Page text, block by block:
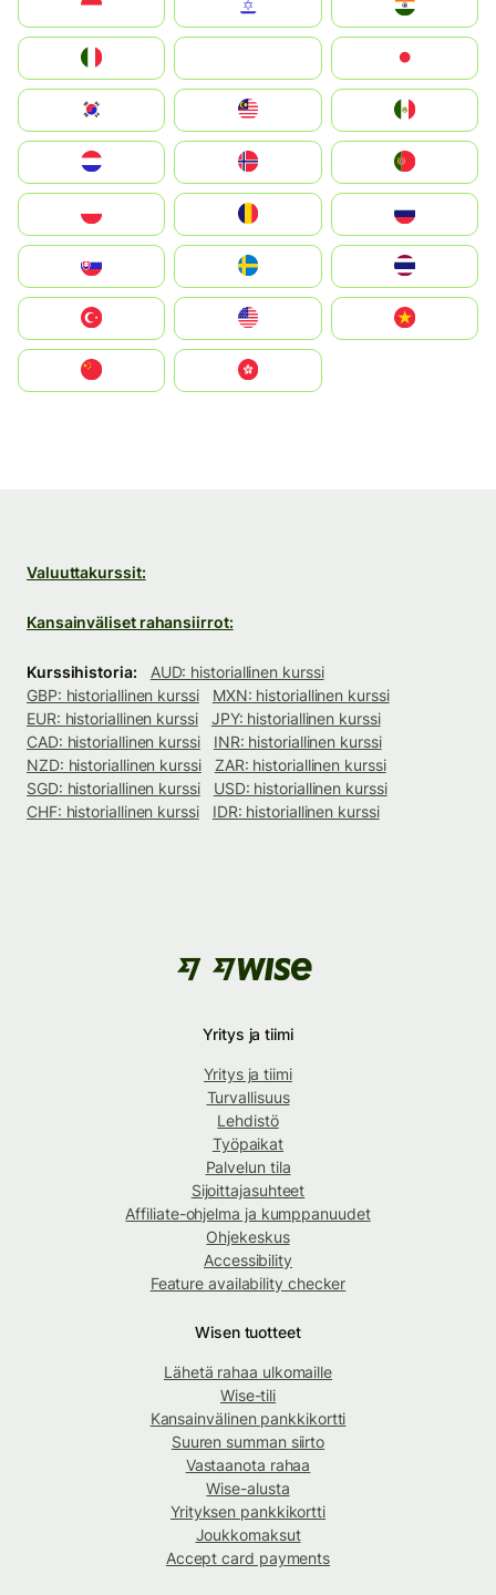
South Korea
United States
中國香港特別行政區
Valuuttakurssit:
Kansainväliset rahansiirrot:
Kurssihistoria:
AUD: historiallinen kurssi
GBP: historiallinen kurssi
MXN: historiallinen kurssi
EUR: historiallinen kurssi
JPY: historiallinen kurssi
CAD: historiallinen kurssi
INR: historiallinen kurssi
NZD: historiallinen kurssi
ZAR: historiallinen kurssi
SGD: historiallinen kurssi
USD: historiallinen kurssi
CHF: historiallinen kurssi
IDR: historiallinen kurssi
Yritys ja tiimi
Yritys ja tiimi
Turvallisuus
Lehdistö
Työpaikat
Palvelun tila
Sijoittajasuhteet
Affiliate-ohjelma ja kumppanuudet
Ohjekeskus
Accessibility
Feature availability checker
Wisen tuotteet
Lähetä rahaa ulkomaille
Wise-tili
Kansainvälinen pankkikortti
Suuren summan siirto
Vastaanota rahaa
Wise-alusta
Yrityksen pankkikortti
Joukkomaksut
Accept card payments